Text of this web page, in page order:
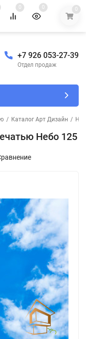
0 0 0
+7 926 053-27-39
Отдел продаж
/ Каталог Арт Дизайн /
Небо 125